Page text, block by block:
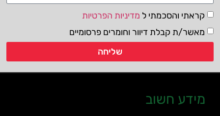
קראתי והסכמתי ל מדיניות הפרטיות
מאשר/ת קבלת דיוור וחומרים פרסומיים
שליחה
מידע חשוב